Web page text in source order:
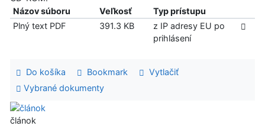
Názov súboru
Veľkosť
Typ prístupu
Plný text PDF
391.3 KB
z IP adresy EU po
prihlásení
Do košíka Bookmark
Vytlačiť
Vybrané dokumenty
článok